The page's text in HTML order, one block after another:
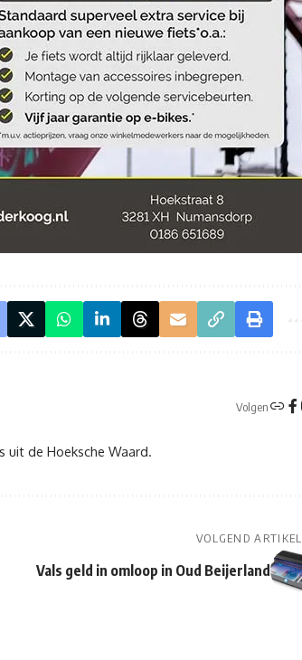
Volgen
uit de Hoeksche Waard.
VOLGEND ARTIKEL
Vals geld in omloop in Oud Beijerland